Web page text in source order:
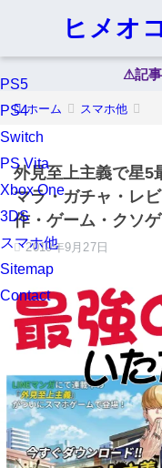
ヒメオ
PS5
PS4
Switch
PS Vita
Xbox One
3DS
スマホ他
Sitemap
Contact
⚠︎記
ホーム スマホ他
外見至上主義で星5
マラ・ガチャ・レ
作・ゲーム・クソゲ
2019年9月27日